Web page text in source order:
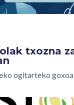
txozna
ogitarteko